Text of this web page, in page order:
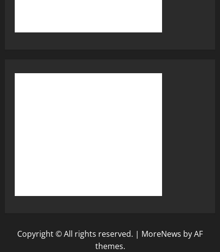
Copyright © All rights reserved. | MoreNews by AF
themes.